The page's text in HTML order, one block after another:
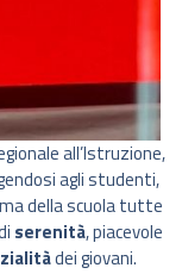
all’Istruzione,
agli studenti,
della scuola tutte
serenità, piacevole
dei giovani.